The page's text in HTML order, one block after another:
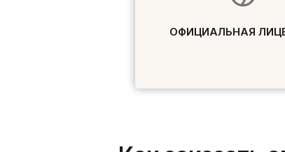
ОФИЦИАЛЬНАЯ